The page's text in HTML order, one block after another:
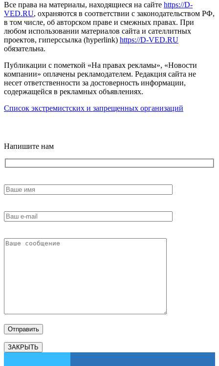
Все права на материалы, находящиеся на сайте https://D-
VED.RU, охраняются в соответствии с законодательством РФ,
в том числе, об авторском праве и смежных правах. При
любом использовании материалов сайта и сателлитных
проектов, гиперссылка (hyperlink) https://D-VED.RU
обязательна.
Публикации с пометкой «На правах рекламы», «Новости
компании» оплачены рекламодателем. Редакция сайта не
несет ответственности за достоверность информации,
содержащейся в рекламных объявлениях.
Список экстремистских и запрещенных организаций
Напишите нам
ЗАКРЫТЬ